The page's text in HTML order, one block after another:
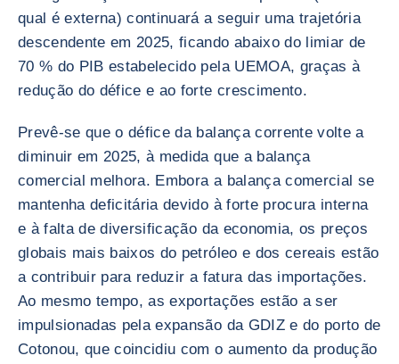
qual é externa) continuará a seguir uma trajetória
descendente em 2025, ficando abaixo do limiar de
70 % do PIB estabelecido pela UEMOA, graças à
redução do défice e ao forte crescimento.
Prevê-se que o défice da balança corrente volte a
diminuir em 2025, à medida que a balança
comercial melhora. Embora a balança comercial se
mantenha deficitária devido à forte procura interna
e à falta de diversificação da economia, os preços
globais mais baixos do petróleo e dos cereais estão
a contribuir para reduzir a fatura das importações.
Ao mesmo tempo, as exportações estão a ser
impulsionadas pela expansão da GDIZ e do porto de
Cotonou, que coincidiu com o aumento da produção